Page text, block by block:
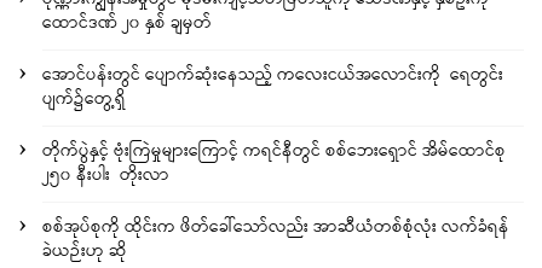
ထောင်ဒဏ် ၂၀ နှစ် ချမှတ်
အောင်ပန်းတွင် ပျောက်ဆုံးနေသည့် ကလေးငယ်အလောင်းကို ရေတွင်း
ပျက်၌တွေ့ရှိ
တိုက်ပွဲနှင့် ဗုံးကြဲမှုများကြောင့် ကရင်နီတွင် စစ်ဘေးရှောင် အိမ်ထောင်စု
၂၅၀ နီးပါး တိုးလာ
စစ်အုပ်စုကို ထိုင်းက ဖိတ်ခေါ်သော်လည်း အာဆီယံတစ်စုံလုံး လက်ခံရန်
ခဲယဉ်းဟု ဆို